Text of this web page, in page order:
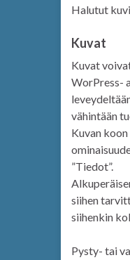
Halutut
Kuvat
Kuvat
WorPress-
vähintään
Kuvan
”Tiedot”.
siihen
siihenkin
Pysty- tai